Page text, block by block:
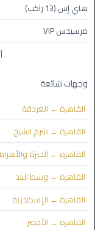
ليموزين
مايو
حلوان
ليموزين
الإسماعيلية
ليموزين
المنوفية
ليموزين
البحيرة
هاي إس (13 راكب)
مرسيدس VIP
وجهات شائعة
القاهرة ← الغردقة
القاهرة ← شرم الشيخ
القاهرة ← الجيزة
القاهرة ← وسط البلد
القاهرة ← الإسكندرية
القاهرة ← الأقصر